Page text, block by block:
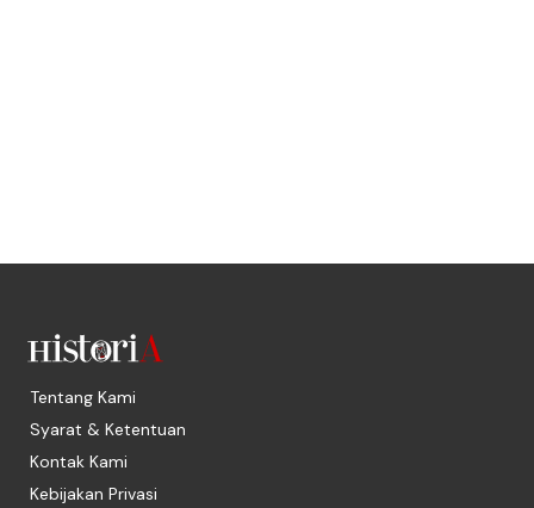
Tentang Kami
Syarat & Ketentuan
Kontak Kami
Kebijakan Privasi